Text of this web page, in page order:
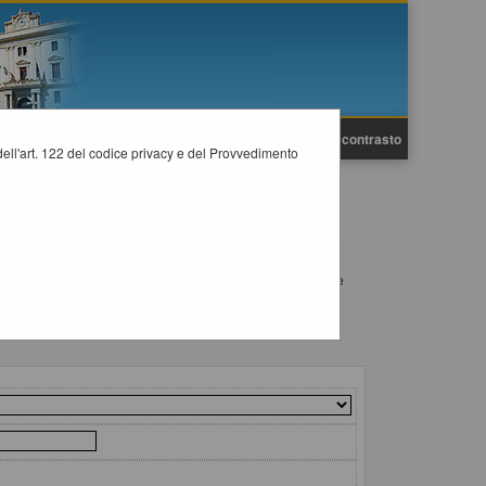
Alto contrasto
122 del codice privacy e del Provvedimento
generale riferiti a tutte le procedure, quali ad
dei contratti pubblici, gli allegati della programmazione